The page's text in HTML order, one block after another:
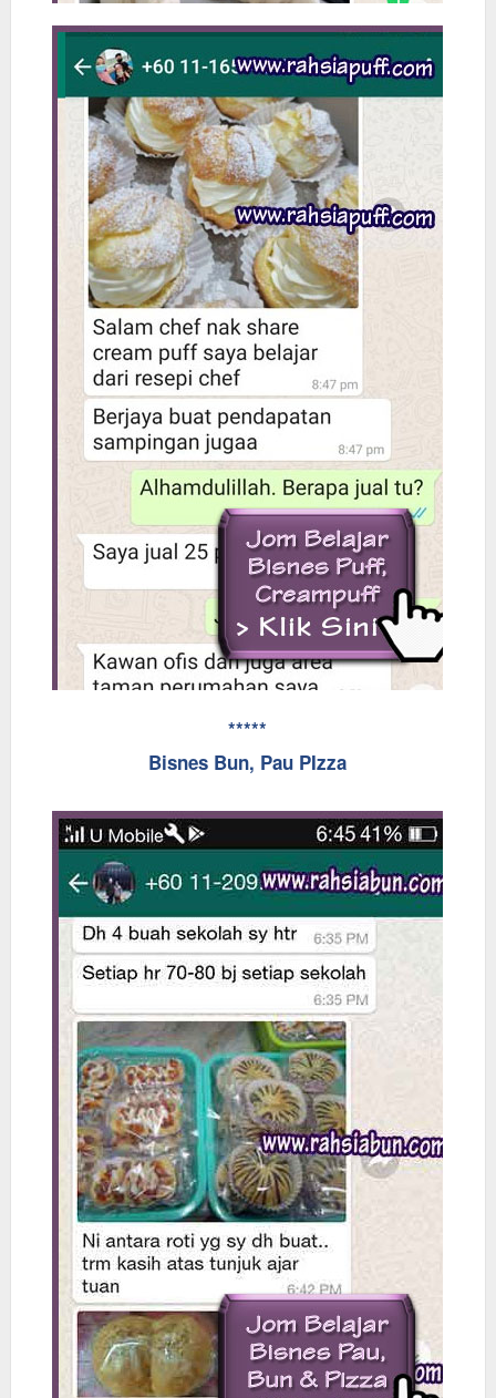
*****
Bisnes Bun, Pau PIzza